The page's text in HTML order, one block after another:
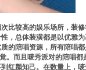
较高的娱乐场所，装修
，总体装潢都是以优雅
的陪唱资源，所有陪唱
。而且唛秀派对的陪唱
红颜知己。在数量上，